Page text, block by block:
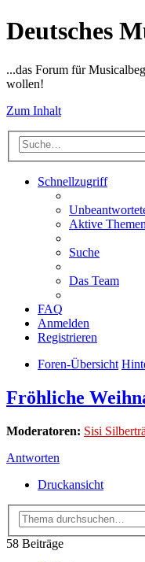
Deutsches
...das Forum für
wollen!
Zum Inhalt
Schnellzugriff
Aktive
Suche
Das Team
FAQ
Anmelden
Registrieren
Foren-Übersicht
Fröhliche
Moderatoren: Sisi
Antworten
Druckansicht
58 Beiträge